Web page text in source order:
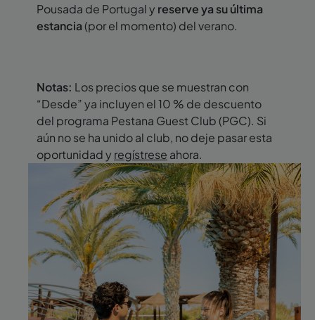
Pousada de Portugal y reserve ya su última
estancia (por el momento) del verano.
Notas: Los precios que se muestran con
“Desde” ya incluyen el 10 % de descuento
del programa Pestana Guest Club (PGC). Si
aún no se ha unido al club, no deje pasar esta
oportunidad y regístrese ahora.